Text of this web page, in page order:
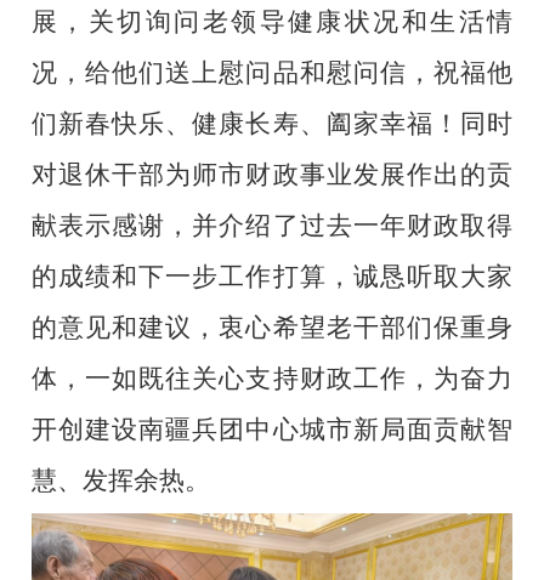
展，关切询问老领导健康状况和生活情
况，给他们送上慰问品和慰问信， 祝福他
们新春快乐、健康长寿、阖家幸福 ！
同时
对退休干部为师市财政事业发展作出的贡
献表示感谢，并介绍了过去一年财政取得
的成绩和下一步工作打算，诚恳听取大家
的意见和建议，衷心希望老干部们保重身
体，一如既往关心支持财政工作，为奋力
开创建设南疆兵团中心城市新局面贡献智
慧、发挥余热。